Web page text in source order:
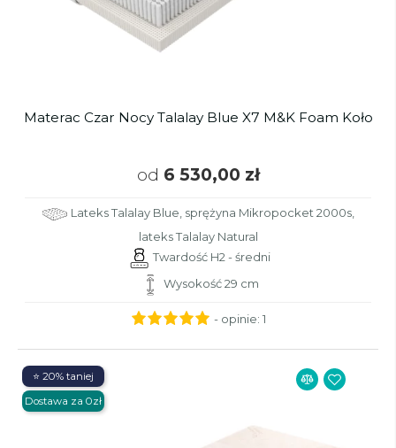
Materac Czar Nocy Talalay Blue X7 M&K Foam Koło
od 6 530,00 zł
Lateks Talalay Blue, sprężyna Mikropocket 2000s,
lateks Talalay Natural
Twardość H2 - średni
Wysokość 29 cm
- opinie: 1
⭐ 20% taniej
Dostawa za 0zł